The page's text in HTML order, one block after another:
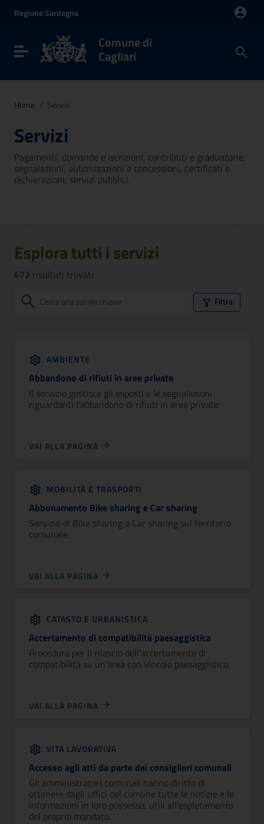
Vai al menu di navigazione
RegioneSardegna
Toggle navigation Comune di
Cagliari
Home / Servizi
Servizi
Pagamenti, domande e iscrizioni, contributi e graduatorie,
segnalazioni, autorizzazioni e concessioni, certificati e
dichiarazioni, servizi pubblici.
Esplora tutti i servizi
472 risultati trovati
Filtri Filtra
AMBIENTE
Abbandono di rifiuti in aree private
Il servizio gestisce gli esposti e le segnalazioni
riguardanti l'abbandono di rifiuti in aree private
VAI ALLA PAGINA
MOBILITÀ E TRASPORTI
Abbonamento Bike sharing e Car sharing
Servizio di Bike sharing e Car sharing sul territorio
comunale.
VAI ALLA PAGINA
CATASTO E URBANISTICA
Accertamento di compatibilità paesaggistica
Procedura per il rilascio dell'accertamento di
compatibilità su un'area con vincolo paesaggistico.
VAI ALLA PAGINA
VITA LAVORATIVA
Accesso agli atti da parte dei consiglieri comunali
Gli amministratori comunali hanno diritto di
ottenere dagli uffici del comune tutte le notizie e le
informazioni in loro possesso, utili all'espletamento
del proprio mandato.